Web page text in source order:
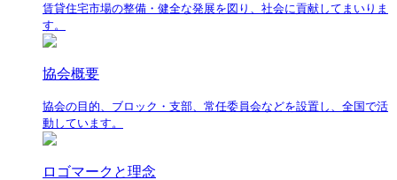
賃貸住宅市場の整備・健全な発展を図り、社会に貢献してまいりま
す。
協会概要
協会の目的、ブロック・支部、常任委員会などを設置し、全国で活
動しています。
ロゴマークと理念